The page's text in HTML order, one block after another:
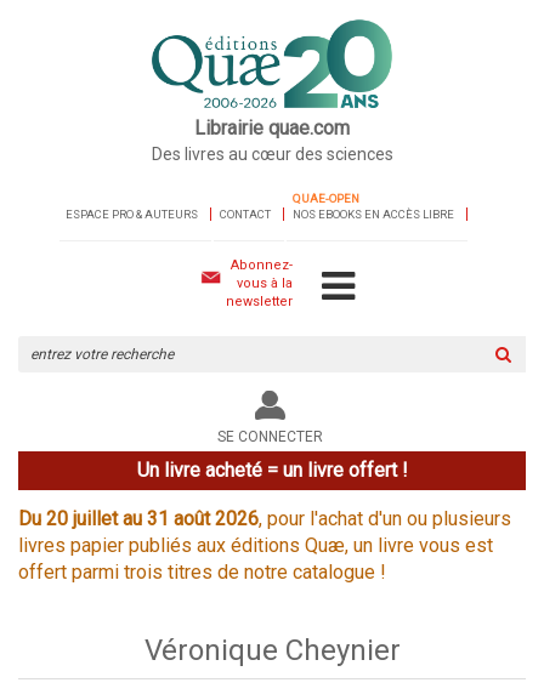
Librairie quae.com
Des livres au cœur des sciences
ESPACE PRO & AUTEURS CONTACT
QUAE-OPEN
NOS EBOOKS EN ACCÈS LIBRE
Abonnez-
vous à la
newsletter
le
site
SE CONNECTER
Un livre acheté = un livre offert !
Du 20 juillet au 31 août 2026, pour l'achat d'un ou plusieurs
livres papier publiés aux éditions Quæ, un livre vous est
offert parmi trois titres de notre catalogue !
Véronique Cheynier